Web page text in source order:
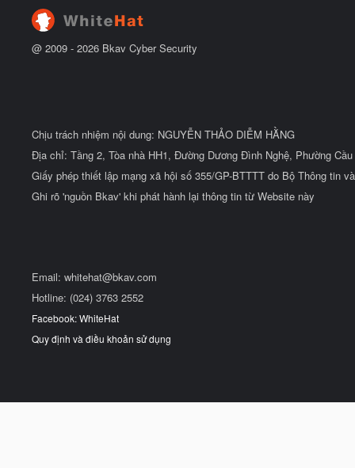
@ 2009 - 2026 Bkav Cyber Security
Chịu trách nhiệm nội dung: NGUYỄN THẢO DIỄM HẰNG
Địa chỉ: Tầng 2, Tòa nhà HH1, Đường Dương Đình Nghệ, Phường
Giấy phép thiết lập mạng xã hội số 355/GP-BTTTT do Bộ Thông tin
Ghi rõ 'nguồn Bkav' khi phát hành lại thông tin từ Website này
Email: whitehat@bkav.com
Hotline: (024) 3763 2552
Facebook: WhiteHat
Quy định và điều khoản sử dụng